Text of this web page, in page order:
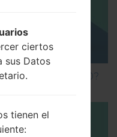
en LG G5 H850?
ciertos
sus Datos
tienen el